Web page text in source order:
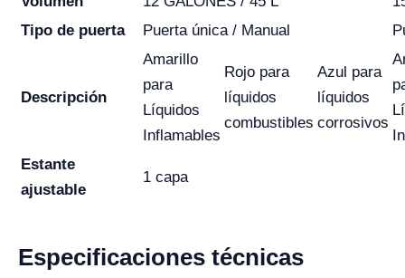
Tipo de puerta
Puerta única / Manual
Descripción
Amarillo
para
Líquidos
Inflamables
Rojo para
líquidos
combustibles
Azul para
líquidos
corrosivos
Estante
ajustable
1 capa
Especificaciones técnicas